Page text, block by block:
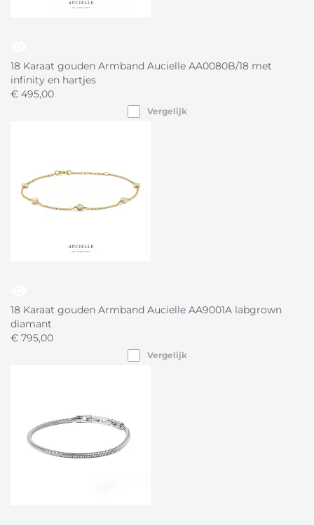
18 Karaat gouden Armband Aucielle AA0080B/18 met
infinity en hartjes
€ 495,00
Vergelijk
18 Karaat gouden Armband Aucielle AA9001A labgrown
diamant
€ 795,00
Vergelijk